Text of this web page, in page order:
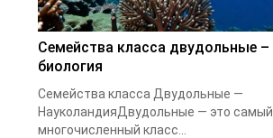
Семейства класса двудольные –
биология
Семейства класса Двудольные —
НауколандияДвудольные — это самый
многочисленный класс...